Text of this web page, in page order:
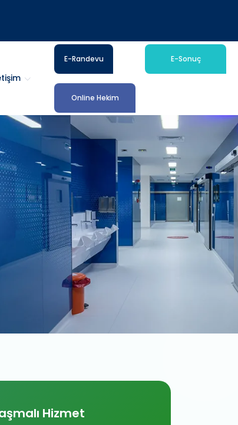
E-Randevu E-Sonuç
Online Hekim
Hizmet